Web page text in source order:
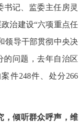
记、监委主任房灵
治建设“六项重点任
领导干部贯彻中央决
的问题，去年自治区
件248件、处分266
，倾听群众呼声，维